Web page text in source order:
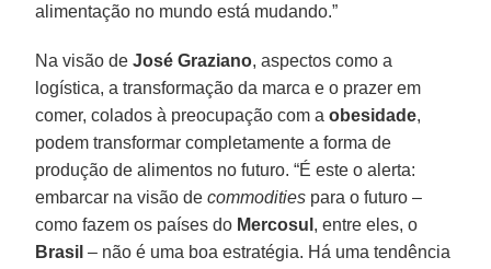
alimentação no mundo está mudando.”
Na visão deJosé Graziano, aspectos como a
logística, a transformação da marca e o prazer em
comer, colados à preocupação com aobesidade,
podem transformar completamente a forma de
produção de alimentos no futuro. “É este o alerta:
embarcar na visão decommodities para o futuro –
como fazem os países do Mercosul , entre eles, o
Brasil – não é uma boa estratégia. Há uma tendência